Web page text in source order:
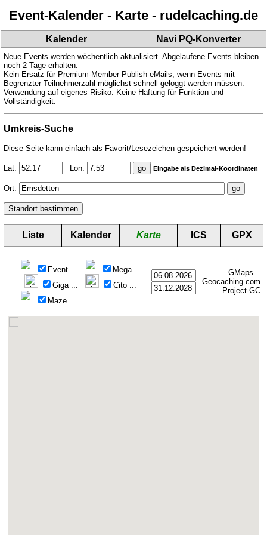
Event-Kalender - Karte - rudelcaching.de
Kalender Navi PQ-Konverter
Neue Events werden wöchentlich aktualisiert. Abgelaufene Events bleiben
noch 2 Tage erhalten.
Kein Ersatz für Premium-Member Publish-eMails, wenn Events mit
Begrenzter Teilnehmerzahl möglichst schnell geloggt werden müssen.
Verwendung auf eigenes Risiko. Keine Haftung für Funktion und
Vollständigkeit.
Umkreis-Suche
Diese Seite kann einfach als Favorit/Lesezeichen gespeichert werden!
Lat: Lon: Eingabe als Dezimal-Koordinaten
Ort:
Liste Kalender Karte ICS GPX
Event ... Mega ...
Giga ... Cito ...
Maze ...
GMaps
Geocaching.com
Project-GC